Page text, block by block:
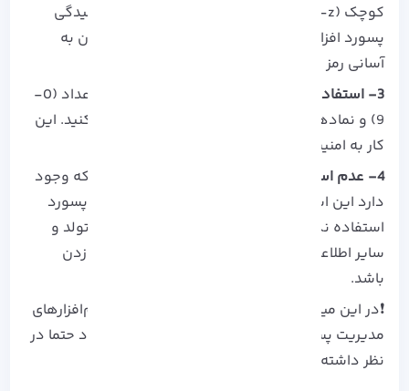
کوچک (a-z) به طور همزمان استفاده کنید تا پیچیدگی
پسورد افزایش یابد. در این صورت مجددا نمی توان به
آسانی رمز را حدس زد.
3- استفاده از اعداد و نمادها:
در پسورد خود از اعداد (0-
9) و نمادهای موجود (!@#$%^&*) نیز استفاده کنید. این
کار به امنیت بیشتر پسورد کمک خواهد کرد.
4- عدم استفاده از اطلاعات شخصی:
نکته مهمی که وجود
دارد این است، هرگز از اطلاعات شخصی خود برای پسورد
استفاده نکنید. این اطلاعات می تواند نام ، تاریخ تولد و
سایر اطلاعات شخصی که ممکن است قابل حدس زدن
باشد.
❗️در این میان تغییر منظم پسورد و استفاده از نرم‌افزارهای
مدیریت پسورد را برای بالابردن امنیت رمز عبور خود حتما در
نظر داشته باشید.